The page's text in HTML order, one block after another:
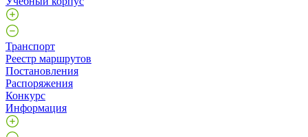
Транспорт
Реестр маршрутов
Постановления
Распоряжения
Конкурс
Информация